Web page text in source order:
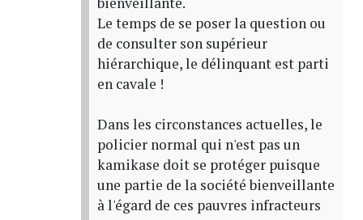
Le temps de se poser la question ou
de consulter son supérieur
hiérarchique, le délinquant est parti
en cavale !
Dans les circonstances actuelles, le
policier normal qui n'est pas un
kamikase doit se protéger puisque
une partie de la société bienveillante
à l'égard de ces pauvres infracteurs